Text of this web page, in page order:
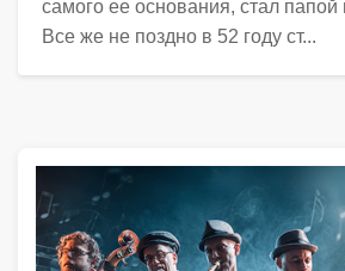
самого ее основания, стал папой
Все же не поздно в 52 году ст...